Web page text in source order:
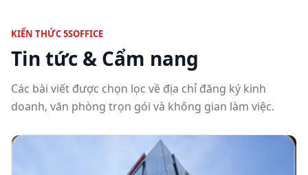
KIẾN THỨC 5SOFFICE
Tin tức & Cẩm nang
Các bài viết được chọn lọc về địa chỉ đăng ký kinh
doanh, văn phòng trọn gói và không gian làm việc.